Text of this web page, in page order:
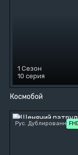
Космобой
1 Сезон
10 серия
Рус. Дублированный